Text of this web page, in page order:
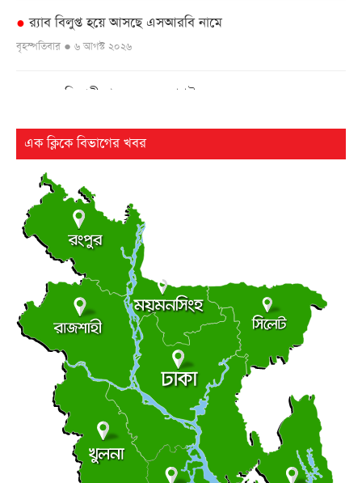
● র‌্যাব বিলুপ্ত হয়ে আসছে এসআরবি নামে
বৃহস্পতিবার ● ৬ আগস্ট ২০২৬
এসএসসি পরীক্ষার ফল ১০ আগস্ট
২৫ বছর পর ফের আলোচনায় কারিনা-বিপাশার চড়-কাণ্ড
বৃহস্পতিবার ● ৬ আগস্ট ২০২৬
●লংমার্চ ও মহাসমাবেশের ঘোষণা জামায়াত নেতৃত্বাধীন ১১ দলের
বৃহস্পতিবার ● ৬ আগস্ট ২০২৬
● ছাত্র রাজনীতিআধিপত্যের লড়াইয়ে ছাত্রদল-শিবির
বৃহস্পতিবার ● ৬ আগস্ট ২০২৬
সচিবালয়মুখী মিছিল, জামায়াত জোট পুলিশের মৃদু ধাক্কাধাক্কি
বৃহস্পতিবার ● ৬ আগস্ট ২০২৬
লালমোহনে ফেয়ার ডায়াগনস্টিক সেন্টারের উদ্বোধন
বৃহস্পতিবার ● ৬ আগস্ট ২০২৬
এক ক্লিকে বিভাগের খবর